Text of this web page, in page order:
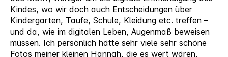
Kindes, wo wir doch auch Entscheidungen über
Kindergarten, Taufe, Schule, Kleidung etc. treffen –
und da, wie im digitalen Leben, Augenmaß beweisen
müssen. Ich persönlich hätte sehr viele sehr schöne
Fotos meiner kleinen Hannah, die es wert wären,